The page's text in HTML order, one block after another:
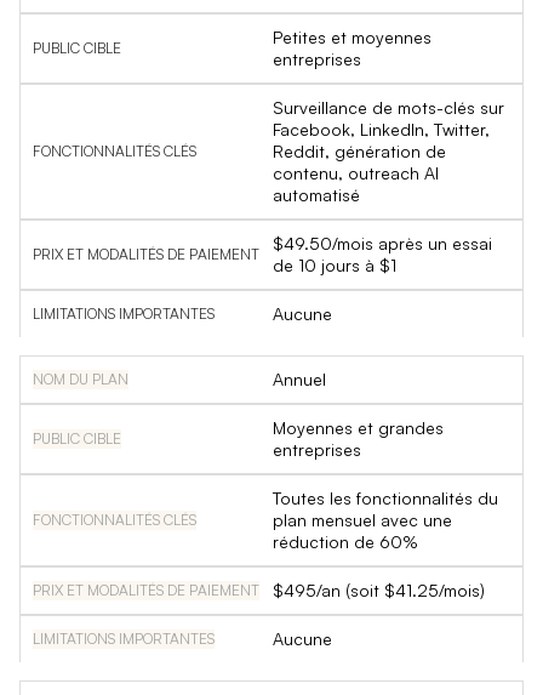
Petites et moyennes
entreprises
Surveillance de mots-clés sur
Facebook, LinkedIn, Twitter,
Reddit, génération de
contenu, outreach AI
automatisé
$49.50/mois après un essai
de 10 jours à $1
Aucune
Annuel
Moyennes et grandes
entreprises
Toutes les fonctionnalités du
plan mensuel avec une
réduction de 60%
$495/an (soit $41.25/mois)
Aucune